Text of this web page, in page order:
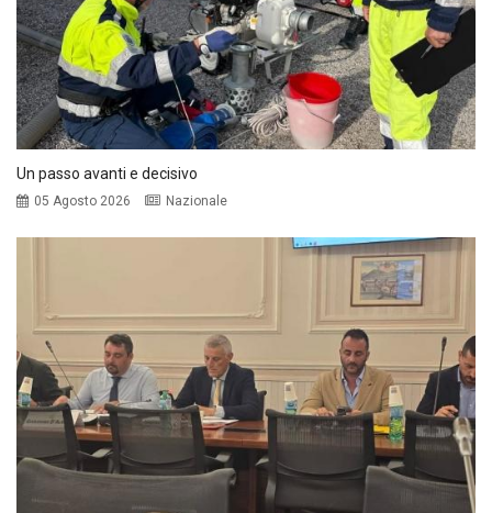
Un passo avanti e decisivo
05 Agosto 2026 Nazionale